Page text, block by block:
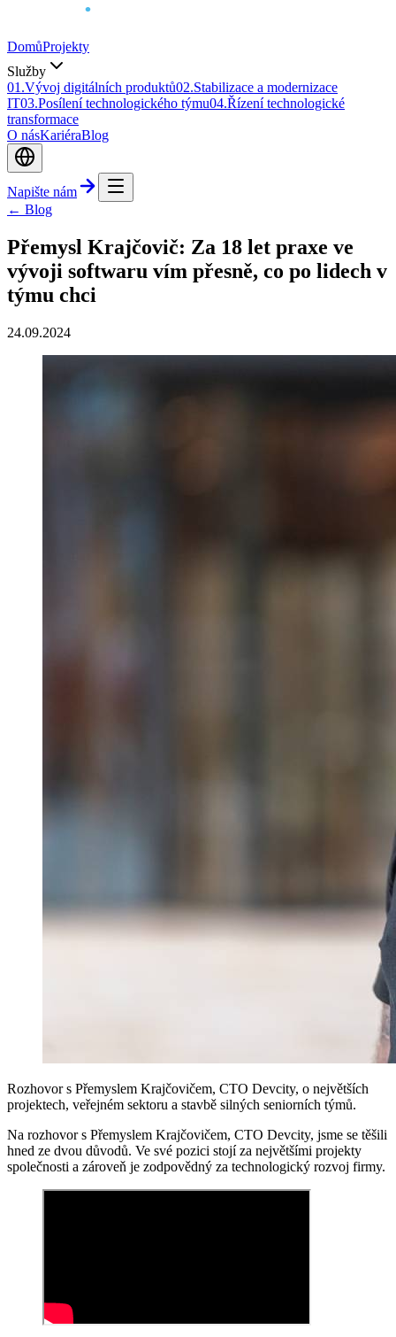
DomůProjekty
Služby
01 .Vývoj digitálních produktů02.Stabilizace a modernizace
IT03.Posílení technologického týmu04.Řízení technologické
transformace
O násKariéraBlog
Napište nám
← Blog
Přemysl Krajčovič: Za 18 let praxe ve
vývoji softwaru vím přesně, co po lidech v
týmu chci
24.09.2024
Rozhovor s Přemyslem Krajčovičem, CTO Devcity, o největších
projektech, veřejném sektoru a stavbě silných seniorních týmů.
Na rozhovor s Přemyslem Krajčovičem, CTO Devcity, jsme se těšili
hned ze dvou důvodů. Ve své pozici stojí za největšími projekty
společnosti a zároveň je zodpovědný za technologický rozvoj firmy.